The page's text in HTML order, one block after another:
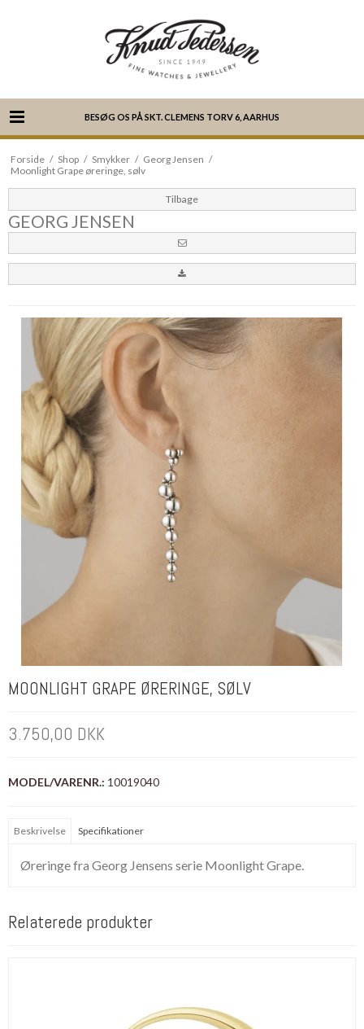
BESØG OS PÅ SKT. CLEMENS TORV 6, AARHUS
Forside / Shop / Smykker / Georg Jensen /
Moonlight Grape øreringe, sølv
Tilbage
GEORG JENSEN
MOONLIGHT GRAPE ØRERINGE, SØLV
3.750,00 DKK
MODEL/VARENR.: 10019040
Beskrivelse Specifikationer
Øreringe fra Georg Jensens serie Moonlight Grape.
Relaterede produkter